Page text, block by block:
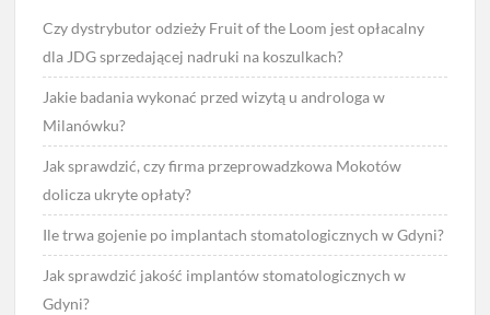
Czy dystrybutor odzieży Fruit of the Loom jest opłacalny
dla JDG sprzedającej nadruki na koszulkach?
Jakie badania wykonać przed wizytą u androloga w
Milanówku?
Jak sprawdzić, czy firma przeprowadzkowa Mokotów
dolicza ukryte opłaty?
Ile trwa gojenie po implantach stomatologicznych w Gdyni?
Jak sprawdzić jakość implantów stomatologicznych w
Gdyni?